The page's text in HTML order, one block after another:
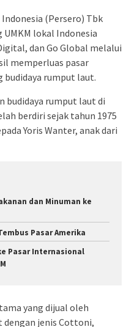
Indonesia (Persero) Tbk
lokal Indonesia
dan Go Global melalui
memperluas pasar
budidaya rumput laut.
budidaya rumput laut di
berdiri sejak tahun 1975
Yoris Wanter, anak dari
dan Minuman ke
Pasar Amerika
Pasar Internasional
yang dijual oleh
dengan jenis Cottoni,